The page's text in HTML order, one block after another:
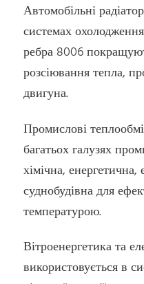
Автомобільні
системах
ребра 8006
розсіювання тепла,
двигуна.
Промислові
багатьох галузях
хімічна,
суднобудівна для
температурою.
Вітроенергетика та
використовується в